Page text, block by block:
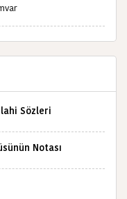
Sözleri
Notası